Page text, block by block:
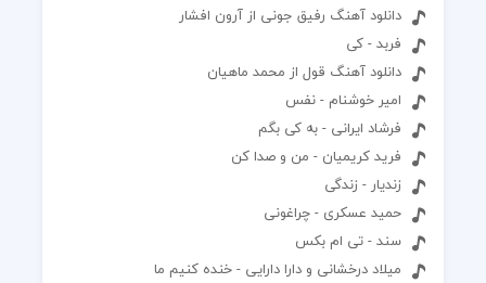
دانلود آهنگ رفیق جونی از آرون افشار
فربد - کی
دانلود آهنگ قول از محمد ماهیان
امیر خوشنام - نفس
فرشاد ایرانی - به کی بگم
فرید کریمیان - من و صدا کن
زندیار - زندگی
حمید عسکری - چراغونی
سند - تی ام بکس
میلاد درخشانی و دارا دارایی - خنده کنیم ما